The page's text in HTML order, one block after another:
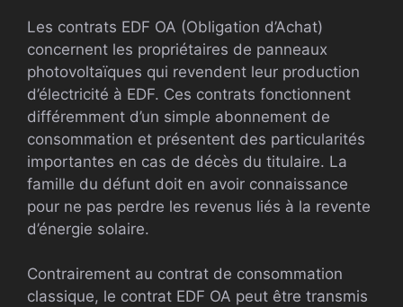
Les contrats EDF OA (Obligation d’Achat)
concernent les propriétaires de panneaux
photovoltaïques qui revendent leur production
d’électricité à EDF. Ces contrats fonctionnent
différemment d’un simple abonnement de
consommation et présentent des particularités
importantes en cas de décès du titulaire. La
famille du défunt doit en avoir connaissance
pour ne pas perdre les revenus liés à la revente
d’énergie solaire.
Contrairement au contrat de consommation
classique, le contrat EDF OA peut être transmis